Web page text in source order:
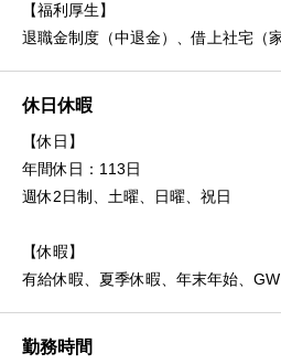
【福利厚生】
退職金制度（中退金）、借上社宅（
休日休暇
【休日】
年間休日：113日
週休2日制、土曜、日曜、祝日
【休暇】
有給休暇、夏季休暇、年末年始、GW
勤務時間